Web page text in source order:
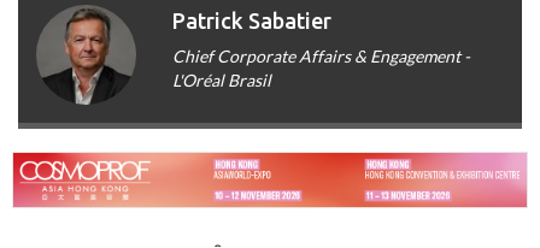
Patrick Sabatier
Chief Corporate Affairs & Engagement -
L'Oréal Brasil